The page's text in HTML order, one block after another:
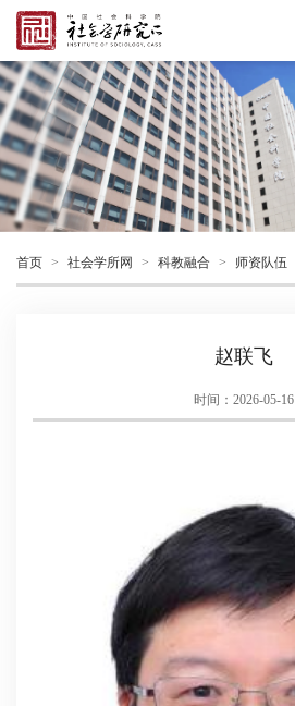
首页 > 社会学所网 > 科教融合 > 师资队伍
赵联飞
时间：2026-05-16